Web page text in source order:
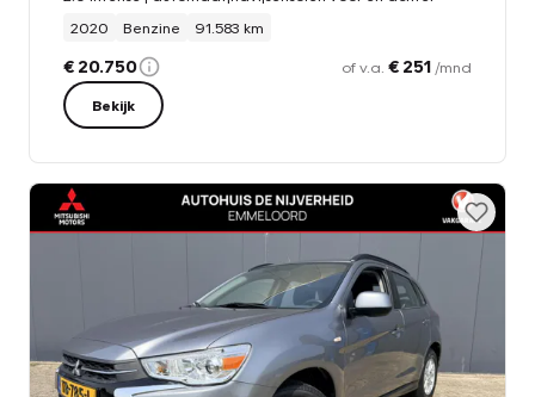
2020
Benzine 91.583 km
€ 20.750 of v.a. € 251 /mnd
Bekijk